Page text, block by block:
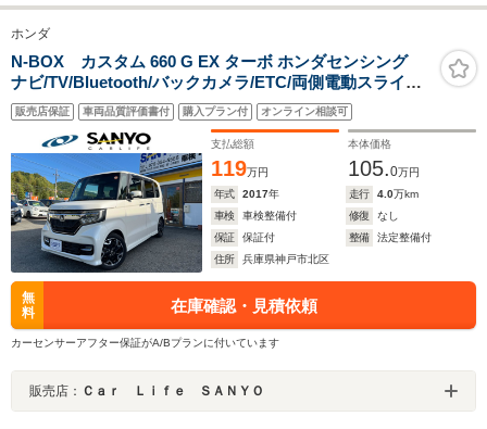
ホンダ
N-BOX カスタム 660 G EX ターボ ホンダセンシング
ナビ/TV/Bluetooth/バックカメラ/ETC/両側電動スライド
ドア/ターボ/ホンダセンシング
販売店保証 車両品質評価書付 購入プラン付 オンライン相談可
支払総額
119万円
本体価格
105.0万円
年式
2017年 走行 4.0万km
車検
車検整備付 修復
なし
保証
保証付 整備
法定整備付
住所
兵庫県神戸市北区
無
料
在庫確認・見積依頼
カーセンサーアフター保証がA/Bプランに付いています
販売店： Ｃａｒ Ｌｉｆｅ ＳＡＮＹＯ